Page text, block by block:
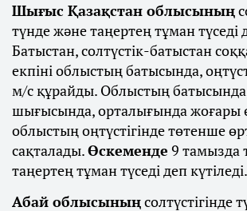
Шығыс Қазақстан облысының
түнде және таңертең тұман түседі
Батыстан, солтүстік-батыстан
екпіні облыстың батысында,
м/с құрайды. Облыстың
шығысында, орталығында жоғары
облыстың оңтүстігінде төтенше
сақталады.Өскеменде 9 тамызда
таңертең тұман түседі деп күтіледі.
Абай облысыныңсолтүстігінде